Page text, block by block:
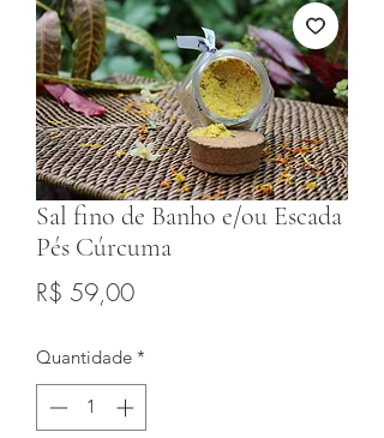
Sal fino de Banho e/ou Escada
Pés Cúrcuma
R$ 59,00Preço
Quantidade *